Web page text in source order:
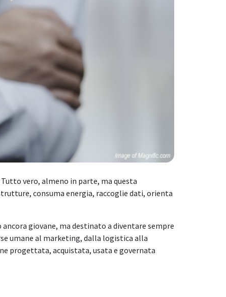
vero, almeno in parte, ma questa
consuma energia, raccoglie dati, orienta
giovane, ma destinato a diventare sempre
umane al marketing, dalla logistica alla
progettata, acquistata, usata e governata